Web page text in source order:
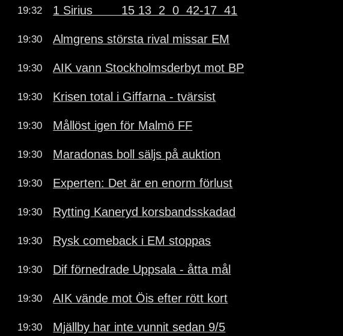
19:32 1 Sirius        15 13  2  0  42-17  41
19:30 Almgrens största rival missar EM
19:30 AIK vann Stockholmsderbyt mot BP
19:30 Krisen total i Giffarna - tvärsist
19:30 Mållöst igen för Malmö FF
19:30 Maradonas boll säljs på auktion
19:30 Experten: Det är en enorm förlust
19:30 Rytting Kaneryd korsbandsskadad
19:30 Rysk comeback i EM stoppas
19:30 Dif förnedrade Uppsala - åtta mål
19:30 AIK vände mot Öis efter rött kort
19:30 Mjällby har inte vunnit sedan 9/5